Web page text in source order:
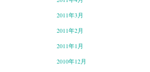
2011年3月
2011年2月
2011年1月
2010年12月